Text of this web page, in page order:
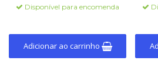
Disponível para encomenda
Adicionar ao carrinho